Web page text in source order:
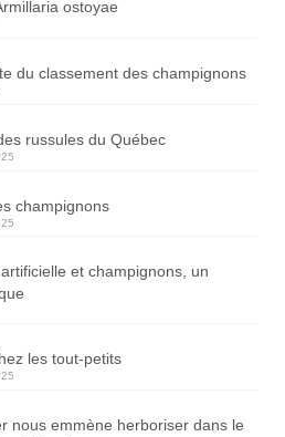
ostoyae
du classement des champignons
russules du Québec
champignons
et champignons, un
les tout-petits
nous emmène herboriser dans le